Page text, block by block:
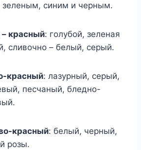
синим и черным.
красный: голубой, зеленая
сливочно – белый, серый.
красный: лазурный, серый,
песчаный, бледно-
красный: белый, черный,
розы.